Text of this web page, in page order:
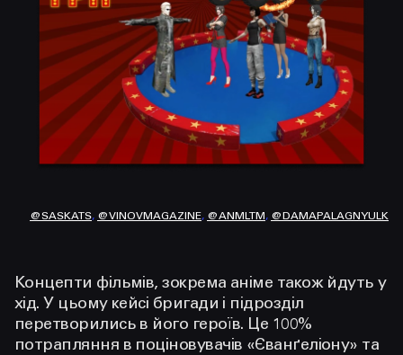
@SASKATS, @VINOVMAGAZINE, @ANMLTM , @DAMAPALAGNYULK
Концепти фільмів, зокрема аніме також йдуть у
хід. У цьому кейсі бригади і підрозділ
перетворились в його героїв. Це 100%
потрапляння в поціновувачів «Єванґеліону» та